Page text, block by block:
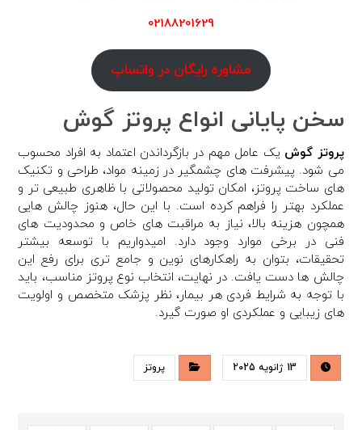
02188201629
مشاوره رایگان در واتساپ
سخن پایانی انواع پروتز گوش
پروتز گوش یک عامل مهم در بازگرداندن اعتماد به افراد محسوب
می شود. پیشرفت های چشمگیر در زمینه مواد، طراحی و تکنیک
های ساخت پروتز، امکان تولید محصولاتی با ظاهری طبیعی تر و
عملکرد بهتر را فراهم کرده است. با این حال، هنوز چالش هایی
همچون هزینه بالا، نیاز به مراقبت های خاص و محدودیت های
فنی در برخی موارد وجود دارد. امیدواریم با توسعه بیشتر
تحقیقات، بتوان به راهکارهای نوین و جامع تری برای رفع این
چالش ها دست یافت. در نهایت، انتخاب نوع پروتز مناسب، باید
با توجه به شرایط فردی هر بیمار، نظر پزشک متخصص و اولویت
های زیبایی و عملکردی او صورت گیرد.
13 ژانویه 2025 پروتز